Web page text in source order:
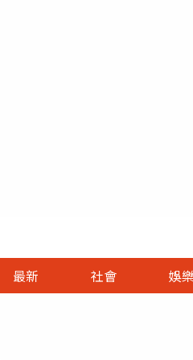
最新 社會 娛樂
娛樂首頁
即時
財經首頁
熱線
政